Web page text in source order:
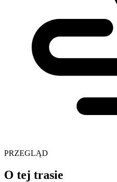
PRZEGLĄD
O tej trasie